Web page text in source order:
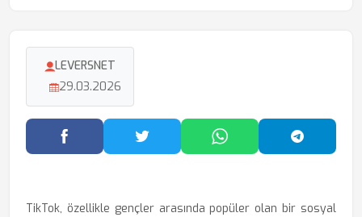
LEVERSNET
29.03.2026
Facebook'ta PaylaşTwitter'da PaylaşWhatsApp'ta Paylaş
TikTok, özellikle gençler arasında popüler olan bir sosyal